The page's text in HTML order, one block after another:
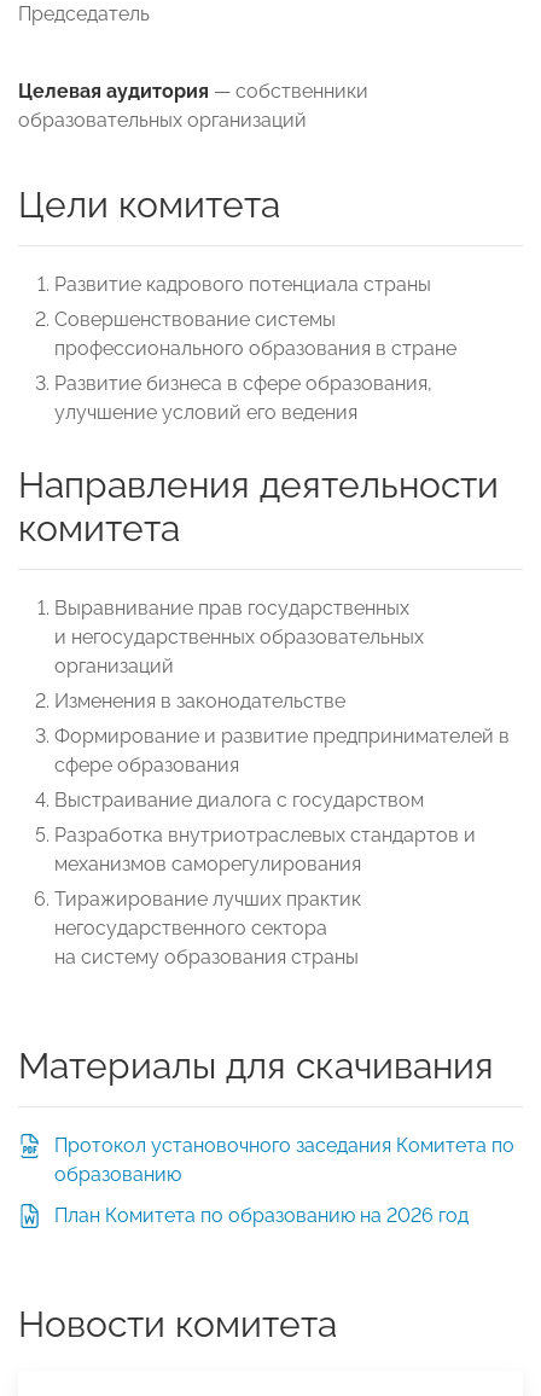
Председатель
Целевая аудитория — собственники
образовательных организаций
Цели комитета
Развитие кадрового потенциала страны
Совершенствование системы
профессионального образования в стране
Развитие бизнеса в сфере образования,
улучшение условий его ведения
Направления деятельности
комитета
Выравнивание прав государственных
и негосударственных образовательных
организаций
Изменения в законодательстве
Формирование и развитие предпринимателей в
сфере образования
Выстраивание диалога с государством
Разработка внутриотраслевых стандартов и
механизмов саморегулирования
Тиражирование лучших практик
негосударственного сектора
на систему образования страны
Материалы для скачивания
Протокол установочного заседания Комитета по
образованию
План Комитета по образованию на 2026 год
Новости комитета